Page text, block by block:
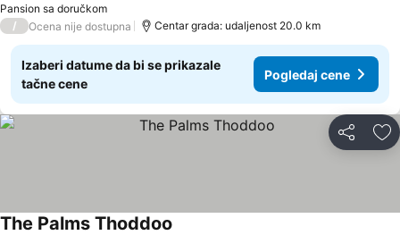
Pansion sa doručkom
/ Ocena nije dostupna Centar grada: udaljenost 20.0 km
Izaberi datume da bi se prikazale
tačne cene
Pogledaj cene
Deli
The Palms Thoddoo